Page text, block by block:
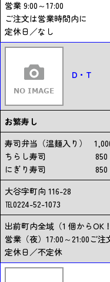
営業 9:00～17:00
ご注文は営業時間内に
定休日／なし
D・T
お繁寿し
寿司弁当（温麺入り）
ちらし寿司 850
にぎり寿司 850
大谷字町向 116-28
℡0224-52-1073
出前町内全域（1 個からOK
営業（夜）17:00～21:00ご
定休日／不定休